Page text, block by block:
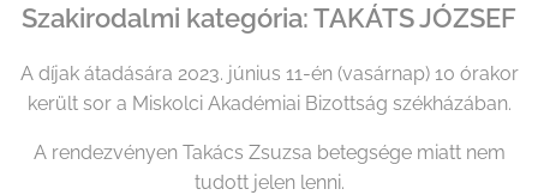
Szakirodalmi kategória: TAKÁTS JÓZSEF
A díjak átadására 2023. június 11-én (vasárnap) 10 órakor
került sor a Miskolci Akadémiai Bizottság székházában.
A rendezvényen Takács Zsuzsa betegsége miatt nem
tudott jelen lenni.